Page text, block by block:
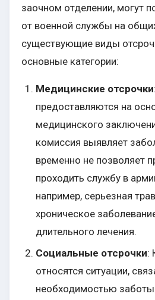
заочном отделении, могут
от военной службы на
существующие виды
основные категории:
Медицинские отсрочки
предоставляются на
медицинского
комиссия выявляет
временно не позволяет
проходить службу в
например, серьезная
хроническое
длительного лечения.
Социальные отсрочки:
относятся ситуации,
необходимостью заботы